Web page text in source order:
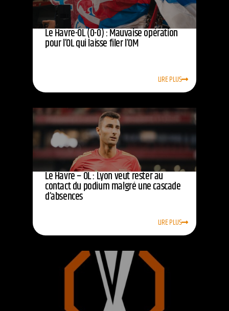
Le Havre-OL (0-0) : Mauvaise opération
pour l’OL qui laisse filer l’OM
LIRE PLUS
Le Havre – OL : Lyon veut rester au
contact du podium malgré une cascade
d’absences
LIRE PLUS